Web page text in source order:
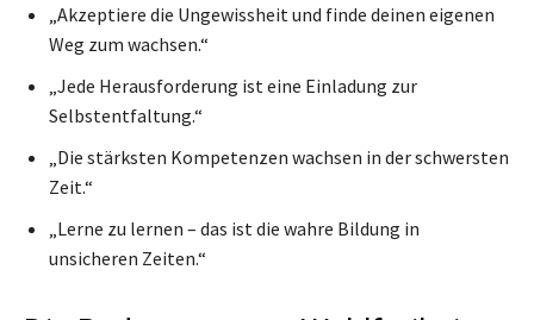
„Akzeptiere die Ungewissheit und finde deinen eigenen
Weg zum wachsen.“
„Jede Herausforderung ist eine Einladung zur
Selbstentfaltung.“
„Die stärksten Kompetenzen wachsen in der schwersten
Zeit.“
„Lerne zu lernen – das ist die wahre Bildung in
unsicheren Zeiten.“